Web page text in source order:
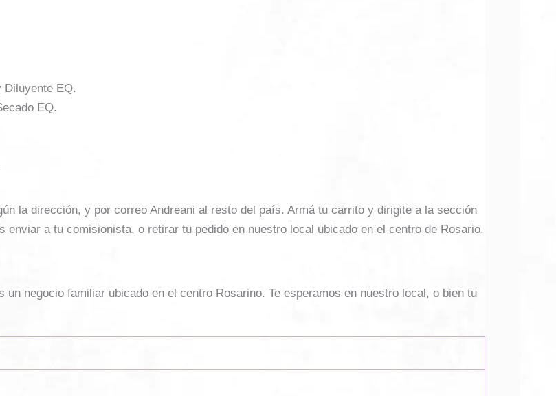
EQ.
EQ.
la dirección, y por correo Andreani al resto del país. Armá tu carrito y dirigite a la sección
a tu comisionista, o retirar tu pedido en nuestro local ubicado en el centro de Rosario.
negocio familiar ubicado en el centro Rosarino. Te esperamos en nuestro local, o bien tu